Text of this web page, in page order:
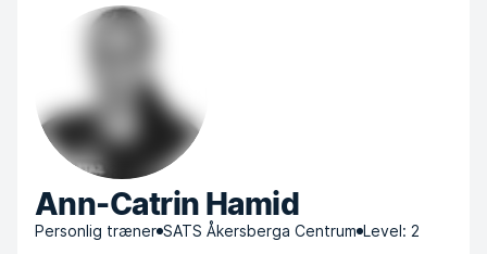
Ann-Catrin Hamid
Personlig træner SATS Åkersberga Centrum Level: 2